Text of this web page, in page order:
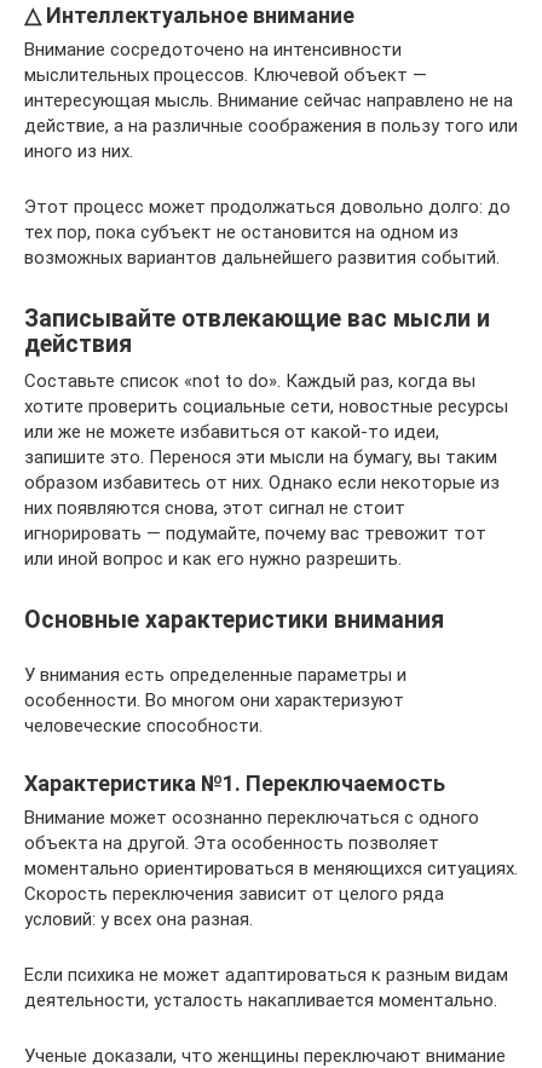
△ Интеллектуальное внимание
Внимание сосредоточено на интенсивности
мыслительных процессов. Ключевой объект —
интересующая мысль. Внимание сейчас направлено не на
действие, а на различные соображения в пользу того или
иного из них.
Этот процесс может продолжаться довольно долго: до
тех пор, пока субъект не остановится на одном из
возможных вариантов дальнейшего развития событий.
Записывайте отвлекающие вас мысли и
действия
Составьте список «not to do». Каждый раз, когда вы
хотите проверить социальные сети, новостные ресурсы
или же не можете избавиться от какой-то идеи,
запишите это. Перенося эти мысли на бумагу, вы таким
образом избавитесь от них. Однако если некоторые из
них появляются снова, этот сигнал не стоит
игнорировать — подумайте, почему вас тревожит тот
или иной вопрос и как его нужно разрешить.
Основные характеристики внимания
У внимания есть определенные параметры и
особенности. Во многом они характеризуют
человеческие способности.
Характеристика №1. Переключаемость
Внимание может осознанно переключаться с одного
объекта на другой. Эта особенность позволяет
моментально ориентироваться в меняющихся ситуациях.
Скорость переключения зависит от целого ряда
условий: у всех она разная.
Если психика не может адаптироваться к разным видам
деятельности, усталость накапливается моментально.
Ученые доказали, что женщины переключают внимание